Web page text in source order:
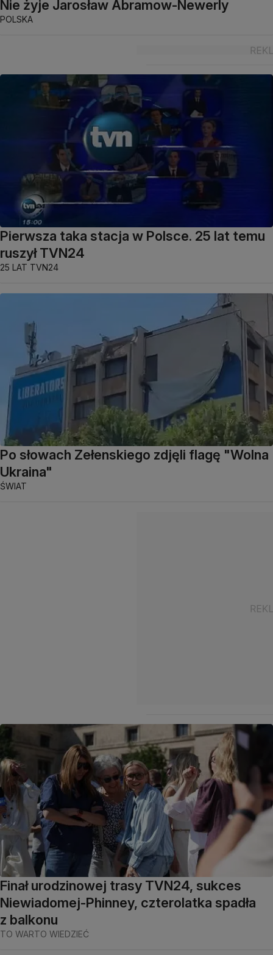
Nie żyje Jarosław Abramow-Newerly
POLSKA
Pierwsza taka stacja w Polsce. 25 lat temu
ruszył TVN24
25 LAT TVN24
Po słowach Zełenskiego zdjęli flagę "Wolna
Ukraina"
ŚWIAT
Finał urodzinowej trasy TVN24, sukces
Niewiadomej-Phinney, czterolatka spadła
z balkonu
TO WARTO WIEDZIEĆ